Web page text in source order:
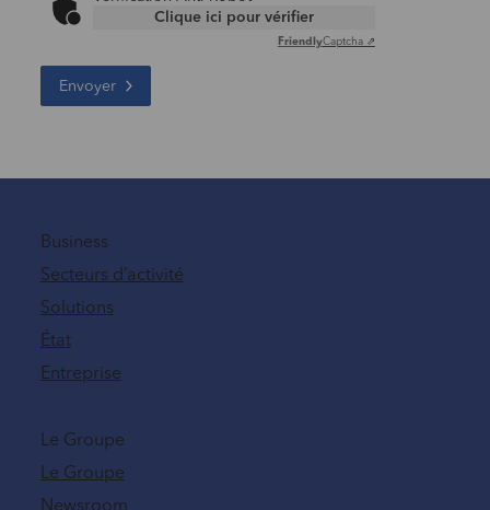
Clique ici pour vérifier
FriendlyCaptcha ⇗
Envoyer
Business
Secteurs d’activité
Solutions
État
Entreprise
Le Groupe
Le Groupe